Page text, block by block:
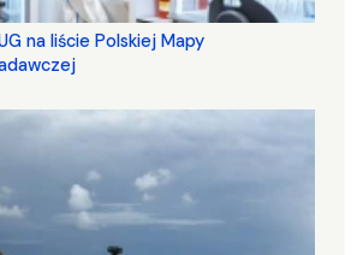
na liście Polskiej Mapy